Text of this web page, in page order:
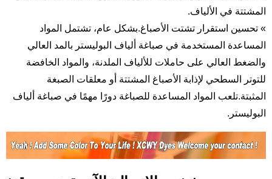
المشتتة في الألياف.
» تحسين استقرار تشتت الأصباغ.بشكل عام، تشتمل المواد
المساعدة المستخدمة في صباغة ألياف البوليستر بالمد العالي
والضغط العالي على حاملات للألياف الملدنة، والمواد الخافضة
للتوتر السطحي لإذابة الأصباغ المشتتة أو معلقات الصبغة
المثبتة.تلعب المواد المساعدة للصباغة دورًا مهمًا في صباغة ألياف
البوليستر.